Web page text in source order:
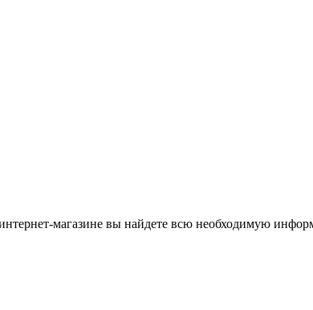
магазине вы найдете всю необходимую